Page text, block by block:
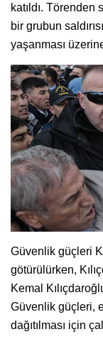
katıldı. Törenden
bir grubun
yaşanması
Güvenlik güçleri
götürülürken,
Kemal
Güvenlik güçleri,
dağıtılması için